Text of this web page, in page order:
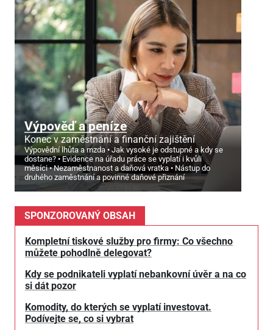
Výpověď a peníze
Konec v zaměstnání a finanční zajištění
Výpovědní lhůta a mzda
Jak vysoké je odstupné a kdy se
dostane?
Evidence na úřadu práce se vyplatí i kvůli
měsíci
Nezaměstnanost a daňová vratka
Nástup do
druhého zaměstnání a povinné daňové přiznání
SPONZOROVANÝ OBSAH
Kompletní tiskové služby pro firmy: Co všechno
můžete pohodlně delegovat?
Kdy se podnikateli vyplatí nebankovní úvěr a na co
si dát pozor
Komodity, do kterých se vyplatí investovat.
Podívejte se, co si vybrat